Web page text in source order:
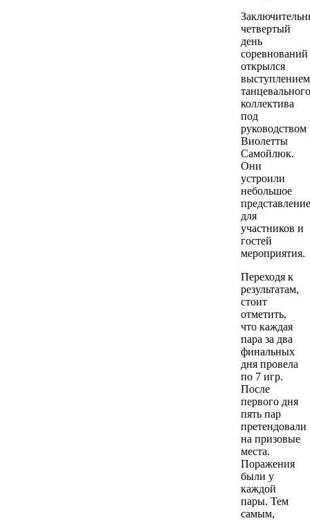
четвертый
день
соревнований
открылся
выступлением
танцевального
коллектива
под
руководством
Виолетты
Самойлюк.
Они
устроили
небольшое
представление
для
участников и
гостей
мероприятия.
Переходя к
результатам,
стоит
отметить,
что каждая
пара за два
финальных
дня провела
по 7 игр.
После
первого дня
пять пар
претендовали
на призовые
места.
Поражения
были у
каждой
пары. Тем
самым,